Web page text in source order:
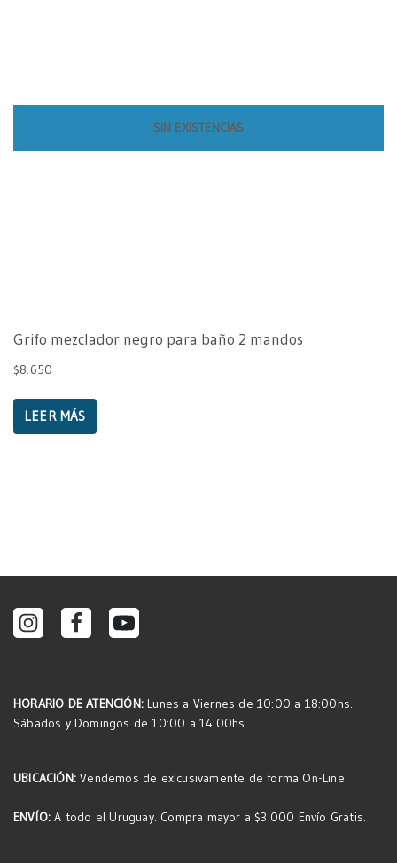
SIN EXISTENCIAS
Grifo mezclador negro para baño 2 mandos
$8.650
LEER MÁS
HORARIO DE ATENCIÓN: Lunes a Viernes de 10:00 a 18:00hs.
Sábados y Domingos de 10:00 a 14:00hs.
UBICACIÓN: Vendemos de exlcusivamente de forma On-Line
ENVÍO: A todo el Uruguay. Compra mayor a $3.000 Envío Gratis.